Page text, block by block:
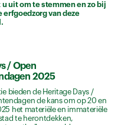
uit om te stemmen en zo bij
erfgoedzorg van deze
/ Open
2025
bieden de Heritage Days /
de kans om op 20 en
het materiële en immateriële
te herontdekken,